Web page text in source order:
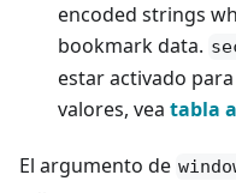
encoded strings
bookmark data.
estar activado
valores, vea tabla
El argumento de